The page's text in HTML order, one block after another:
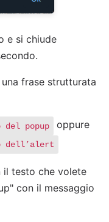
e si chiude
frase strutturata
popup oppure
dell’alert
testo che volete
con il messaggio